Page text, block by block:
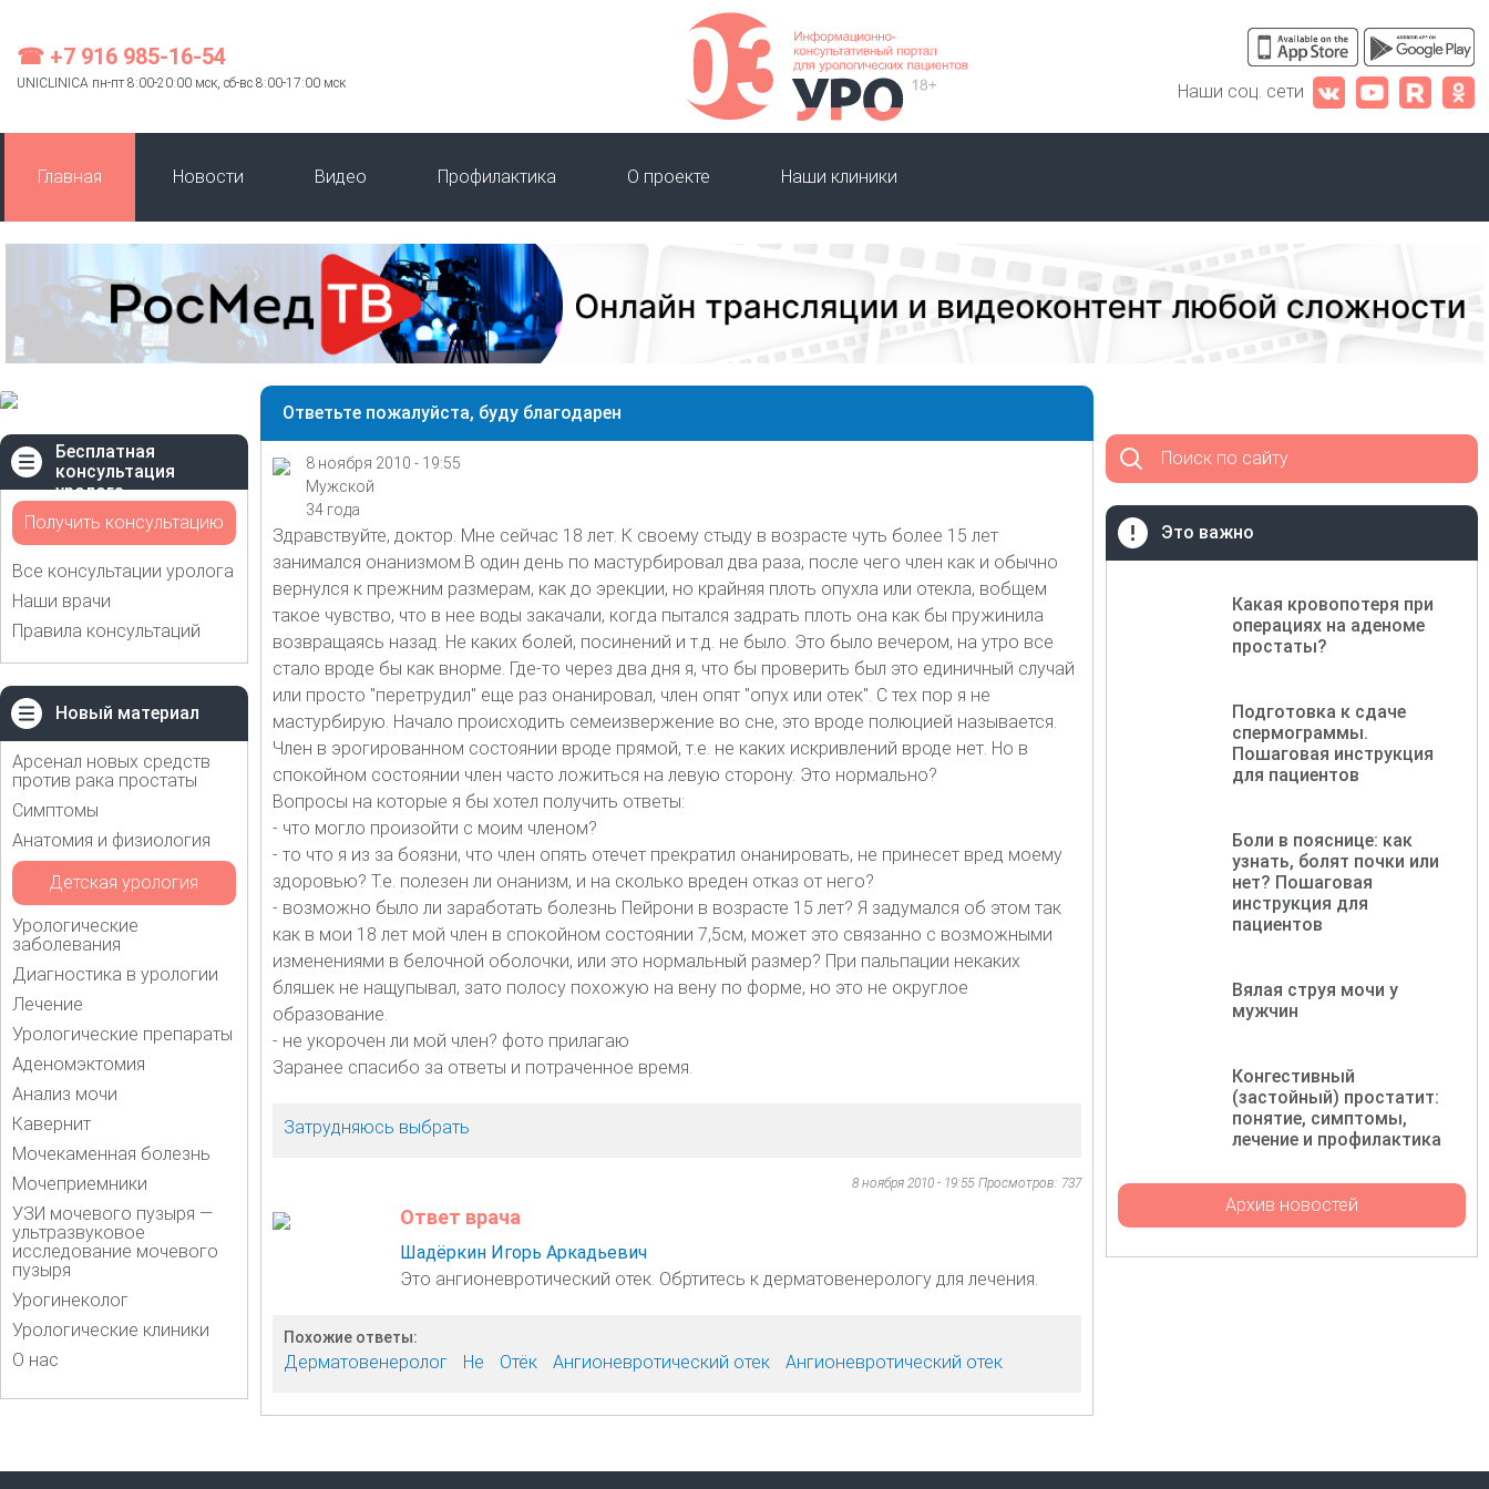
☎ +7 916 985-16-54
UNICLINICA пн-пт 8:00-20:00 мск, сб-вс 8:00-17:00 мск Наши соц. сети
Главная Новости Видео Профилактика О проекте Наши клиники
Бесплатная
консультация
уролога
Получить консультацию
Все консультации уролога
Наши врачи
Правила консультаций
Новый материал
Арсенал новых средств
против рака простаты
Симптомы
Анатомия и физиология
Детская урология
Урологические
заболевания
Диагностика в урологии
Лечение
Урологические препараты
Аденомэктомия
Анализ мочи
Кавернит
Мочекаменная болезнь
Мочеприемники
УЗИ мочевого пузыря —
ультразвуковое
исследование мочевого
пузыря
Урогинеколог
Урологические клиники
О нас
Ответьте пожалуйста, буду благодарен
8 ноября 2010 - 19:55
Мужской
34 года
Здравствуйте, доктор. Мне сейчас 18 лет. К своему стыду в возрасте чуть более 15 лет
занимался онанизмом.В один день по мастурбировал два раза, после чего член как и обычно
вернулся к прежним размерам, как до эрекции, но крайняя плоть опухла или отекла, вобщем
такое чувство, что в нее воды закачали, когда пытался задрать плоть она как бы пружинила
возвращаясь назад. Не каких болей, посинений и т.д. не было. Это было вечером, на утро все
стало вроде бы как внорме. Где-то через два дня я, что бы проверить был это единичный случай
или просто "перетрудил" еще раз онанировал, член опят "опух или отек". С тех пор я не
мастурбирую. Начало происходить семеизвержение во сне, это вроде полюцией называется.
Член в эрогированном состоянии вроде прямой, т.е. не каких искривлений вроде нет. Но в
спокойном состоянии член часто ложиться на левую сторону. Это нормально?
Вопросы на которые я бы хотел получить ответы:
- что могло произойти с моим членом?
- то что я из за боязни, что член опять отечет прекратил онанировать, не принесет вред моему
здоровью? Т.е. полезен ли онанизм, и на сколько вреден отказ от него?
- возможно было ли заработать болезнь Пейрони в возрасте 15 лет? Я задумался об этом так
как в мои 18 лет мой член в спокойном состоянии 7,5см, может это связанно с возможными
изменениями в белочной оболочки, или это нормальный размер? При пальпации некаких
бляшек не нащупывал, зато полосу похожую на вену по форме, но это не округлое
образование.
- не укорочен ли мой член? фото прилагаю
Заранее спасибо за ответы и потраченное время.
Затрудняюсь выбрать
8 ноября 2010 - 19:55 Просмотров: 737
Ответ врача
Шадёркин Игорь Аркадьевич
Это ангионевротический отек. Обртитесь к дерматовенерологу для лечения.
Похожие ответы:
Дерматовенеролог Не Отёк Ангионевротический отек Ангионевротический отек
Поиск по сайту
Это важно
Какая кровопотеря при
операциях на аденоме
простаты?
Подготовка к сдаче
спермограммы.
Пошаговая инструкция
для пациентов
Боли в пояснице: как
узнать, болят почки или
нет? Пошаговая
инструкция для
пациентов
Вялая струя мочи у
мужчин
Конгестивный
(застойный) простатит:
понятие, симптомы,
лечение и профилактика
Архив новостей